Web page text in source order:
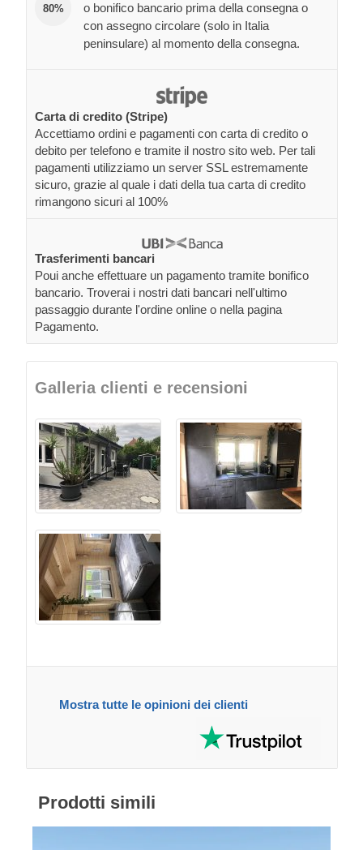
80%
o bonifico bancario prima della consegna o
con assegno circolare (solo in Italia
peninsulare) al momento della consegna.
Carta di credito (Stripe)
Accettiamo ordini e pagamenti con carta di credito o
debito per telefono e tramite il nostro sito web. Per tali
pagamenti utilizziamo un server SSL estremamente
sicuro, grazie al quale i dati della tua carta di credito
rimangono sicuri al 100%
Trasferimenti bancari
Poui anche effettuare un pagamento tramite bonifico
bancario. Troverai i nostri dati bancari nell'ultimo
passaggio durante l'ordine online o nella pagina
Pagamento.
Galleria clienti e recensioni
Mostra tutte le opinioni dei clienti
Prodotti simili